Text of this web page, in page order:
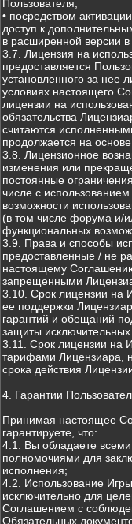
Пользователя;
• посредством
доступ к
в расширенной версии в
3.7. Лицензия на
предоставляется
установленного за нее
условиях настоящего
лицензии на
обязательства
считаются
продолжается на
3.8. Лицензионное
изменения или
постоянные
числе с использованием
возможности
(в том числе форума и/
функциональных
3.9. Права и способы
предоставленные / не
настоящему
запрещенными
3.10. Срок лицензии на
ее поддержки
гарантий и обещаний
защиты исключительных
3.11. Срок лицензии на
тарифами Лицензиара,
срока действия
4. Гарантии
Принимая настоящее
гарантируете, что:
4.1. Вы обладаете
полномочиями для
исполнения;
4.2. Использование
исключительно для
Соглашением с
Обязательных